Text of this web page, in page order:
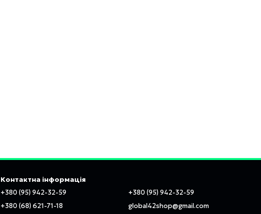
Контактна інформація
+380 (95) 942-32-59
+380 (68) 621-71-18
+380 (95) 942-32-59
global42shop@gmail.com